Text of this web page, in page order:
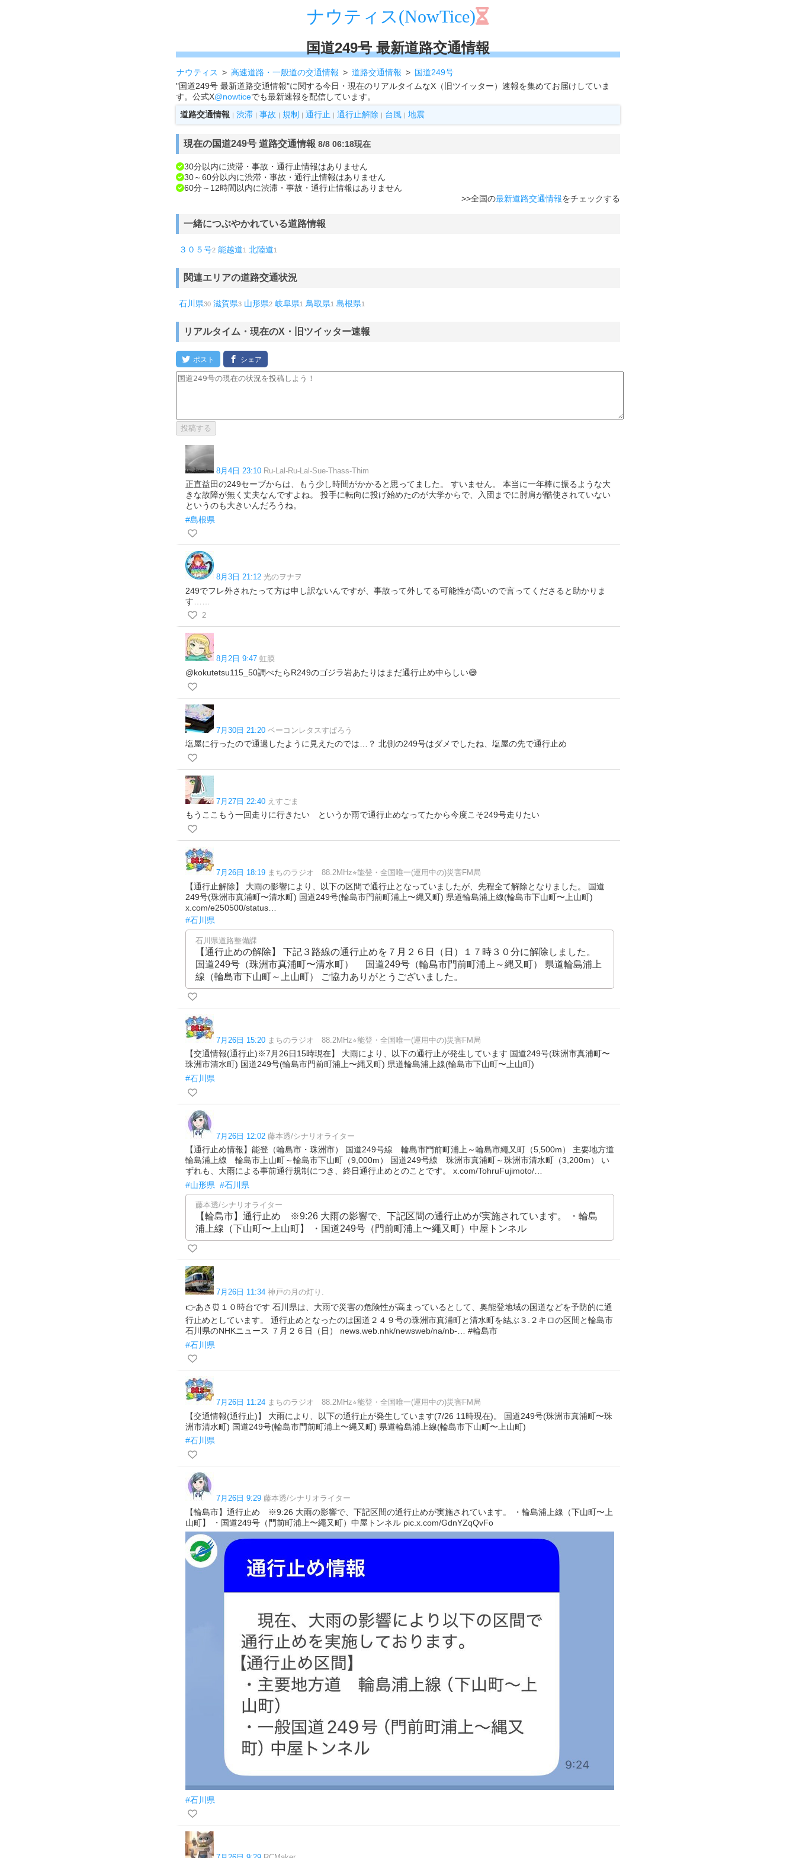
ナウティス(NowTice)
国道249号 最新道路交通情報
ナウティス 高速道路・一般道の交通情報 道路交通情報
国道249号
"国道249号 最新道路交通情報"に関する今日・現在のリアルタイムなX（旧ツイッター）速報を集めてお届けしていま
す。公式X@nowticeでも最新速報を配信しています。
道路交通情報
渋滞 事故 規制 通行止 通行止解除 台風 地震
現在の国道249号 道路交通情報 8/8 06:18現在
30分以内に渋滞・事故・通行止情報はありません
30～60分以内に渋滞・事故・通行止情報はありません
60分～12時間以内に渋滞・事故・通行止情報はありません
>>全国の最新道路交通情報をチェックする
一緒につぶやかれている道路情報
３０５号2 能越道1 北陸道1
関連エリアの道路交通状況
石川県30 滋賀県3 山形県2 岐阜県1 鳥取県1 島根県1
リアルタイム・現在のX・旧ツイッター速報
8月4日 23:10 Ru-Lal-Ru-Lal-Sue-Thass-Thim
正直益田の249セーブからは、もう少し時間がかかると思ってました。 すいません。 本当に一年棒に振るような大
きな故障が無く丈夫なんですよね。 投手に転向に投げ始めたのが大学からで、入団までに肘肩が酷使されていない
というのも大きいんだろうね。
#島根県
8月3日 21:12 光のヲナヲ
249でフレ外されたって方は申し訳ないんですが、事故って外してる可能性が高いので言ってくださると助かりま
す……
2
8月2日 9:47 虹膜
@kokutetsu115_50調べたらR249のゴジラ岩あたりはまだ通行止め中らしい😅
7月30日 21:20 ベーコンレタスすぱろう
塩屋に行ったので通過したように見えたのでは…？ 北側の249号はダメでしたね、塩屋の先で通行止め
7月27日 22:40 えすごま
もうここもう一回走りに行きたい というか雨で通行止めなってたから今度こそ249号走りたい
7月26日 18:19 まちのラジオ 88.2MHz⭐︎能登・全国唯一(運用中の)災害FM局
【通行止解除】 大雨の影響により、以下の区間で通行止となっていましたが、先程全て解除となりました。 国道
249号(珠洲市真浦町〜清水町) 国道249号(輪島市門前町浦上〜縄又町) 県道輪島浦上線(輪島市下山町〜上山町)
x.com/e250500/status…
#石川県
石川県道路整備課
【通行止めの解除】 下記３路線の通行止めを７月２６日（日）１７時３０分に解除しました。
国道249号（珠洲市真浦町〜清水町） 国道249号（輪島市門前町浦上～縄又町） 県道輪島浦上
線（輪島市下山町～上山町） ご協力ありがとうございました。
7月26日 15:20 まちのラジオ 88.2MHz⭐︎能登・全国唯一(運用中の)災害FM局
【交通情報(通行止)※7月26日15時現在】 大雨により、以下の通行止が発生しています 国道249号(珠洲市真浦町〜
珠洲市清水町) 国道249号(輪島市門前町浦上〜縄又町) 県道輪島浦上線(輪島市下山町〜上山町)
#石川県
7月26日 12:02 藤本透/シナリオライター
【通行止め情報】能登（輪島市・珠洲市） 国道249号線 輪島市門前町浦上～輪島市繩又町（5,500m） 主要地方道
輪島浦上線 輪島市上山町～輪島市下山町（9,000m） 国道249号線 珠洲市真浦町～珠洲市清水町（3,200m） い
ずれも、大雨による事前通行規制につき、終日通行止めとのことです。 x.com/TohruFujimoto/…
#山形県 #石川県
藤本透/シナリオライター
【輪島市】通行止め ※9:26 大雨の影響で、下記区間の通行止めが実施されています。 ・輪島
浦上線（下山町〜上山町】 ・国道249号（門前町浦上〜繩又町）中屋トンネル
7月26日 11:34 神戸の月の灯り.
👉あさ⏰１０時台です 石川県は、大雨で災害の危険性が高まっているとして、奥能登地域の国道などを予防的に通
行止めとしています。 通行止めとなったのは国道２４９号の珠洲市真浦町と清水町を結ぶ３.２キロの区間と輪島市
石川県のNHKニュース ７月２６日（日） news.web.nhk/newsweb/na/nb-… #輪島市
#石川県
7月26日 11:24 まちのラジオ 88.2MHz⭐︎能登・全国唯一(運用中の)災害FM局
【交通情報(通行止)】 大雨により、以下の通行止が発生しています(7/26 11時現在)。 国道249号(珠洲市真浦町〜珠
洲市清水町) 国道249号(輪島市門前町浦上〜縄又町) 県道輪島浦上線(輪島市下山町〜上山町)
#石川県
7月26日 9:29 藤本透/シナリオライター
【輪島市】通行止め ※9:26 大雨の影響で、下記区間の通行止めが実施されています。 ・輪島浦上線（下山町〜上
山町】 ・国道249号（門前町浦上〜繩又町）中屋トンネル pic.x.com/GdnYZqQvFo
#石川県